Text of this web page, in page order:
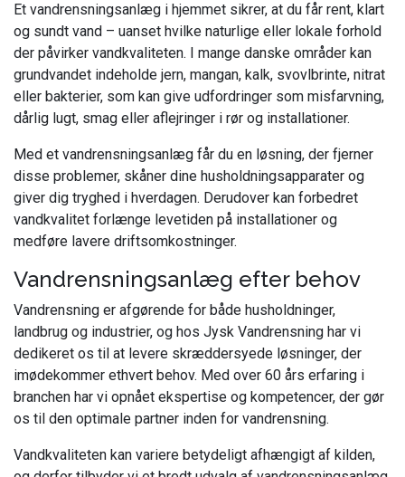
Et vandrensningsanlæg i hjemmet sikrer, at du får rent, klart
og sundt vand – uanset hvilke naturlige eller lokale forhold
der påvirker vandkvaliteten. I mange danske områder kan
grundvandet indeholde jern, mangan, kalk, svovlbrinte, nitrat
eller bakterier, som kan give udfordringer som misfarvning,
dårlig lugt, smag eller aflejringer i rør og installationer.
Med et vandrensningsanlæg får du en løsning, der fjerner
disse problemer, skåner dine husholdningsapparater og
giver dig tryghed i hverdagen. Derudover kan forbedret
vandkvalitet forlænge levetiden på installationer og
medføre lavere driftsomkostninger.
Vandrensningsanlæg efter behov
Vandrensning er afgørende for både husholdninger,
landbrug og industrier, og hos Jysk Vandrensning har vi
dedikeret os til at levere skræddersyede løsninger, der
imødekommer ethvert behov. Med over 60 års erfaring i
branchen har vi opnået ekspertise og kompetencer, der gør
os til den optimale partner inden for vandrensning.
Vandkvaliteten kan variere betydeligt afhængigt af kilden,